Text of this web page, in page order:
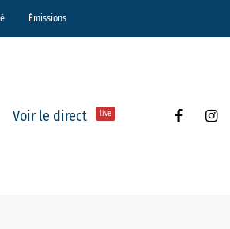
Émissions
Voir le direct live